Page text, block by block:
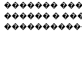
�������
������ �